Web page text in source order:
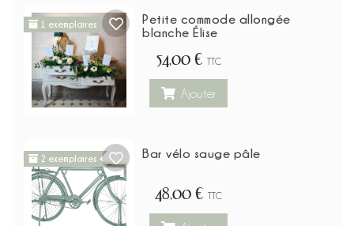
1 exemplaires
Petite commode allongée
blanche Élise
54,00 € TTC
Ajouter
2 exemplaires Bar vélo sauge pâle
48,00 € TTC